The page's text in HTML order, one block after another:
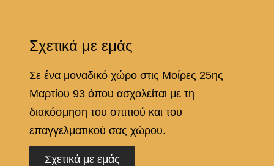
Σχετικά με εμάς
Σε ένα μοναδικό χώρο στις Μοίρες 25ης
Μαρτίου 93 όπου ασχολείται με τη
διακόσμηση του σπιτιού και του
επαγγελματικού σας χώρου.
Σχετικά με εμάς